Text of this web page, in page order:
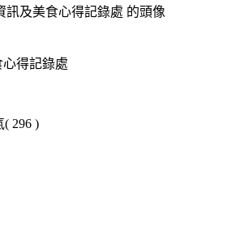
心得記錄處
( 296 )